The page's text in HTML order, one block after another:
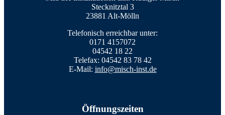
Stecknitztal 3
23881 Alt-Mölln
Telefonisch erreichbar unter:
0171 4157072
04542 18 22
Telefax: 04542 83 78 42
E-Mail: info@misch-inst.de
Öffnungszeiten